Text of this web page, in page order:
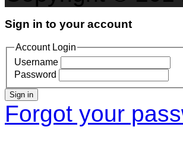
Sign in to your account
Account Login
Username
Password
Sign in
Forgot your